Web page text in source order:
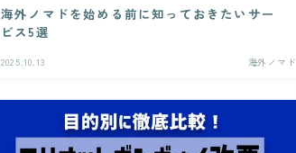
海外ノマドを始める前に知っておきたいサー
ビス5選
2025.10.13 海外ノマド